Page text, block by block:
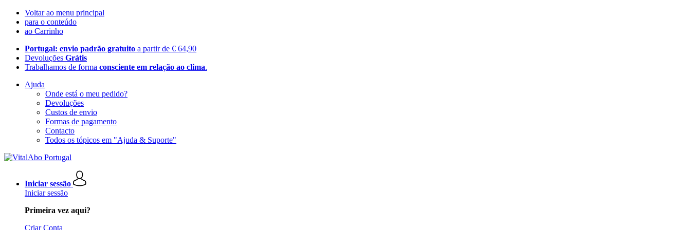
Voltar ao menu principal
para o conteúdo
ao Carrinho
Portugal: envio padrão gratuito a partir de € 64,90
Devoluções Grátis
Trabalhamos de forma consciente em relação ao clima.
Ajuda
Onde está o meu pedido?
Devoluções
Custos de envio
Formas de pagamento
Contacto
Todos os tópicos em "Ajuda & Suporte"
Iniciar sessão
Iniciar sessão
Primeira vez aqui?
Criar Conta